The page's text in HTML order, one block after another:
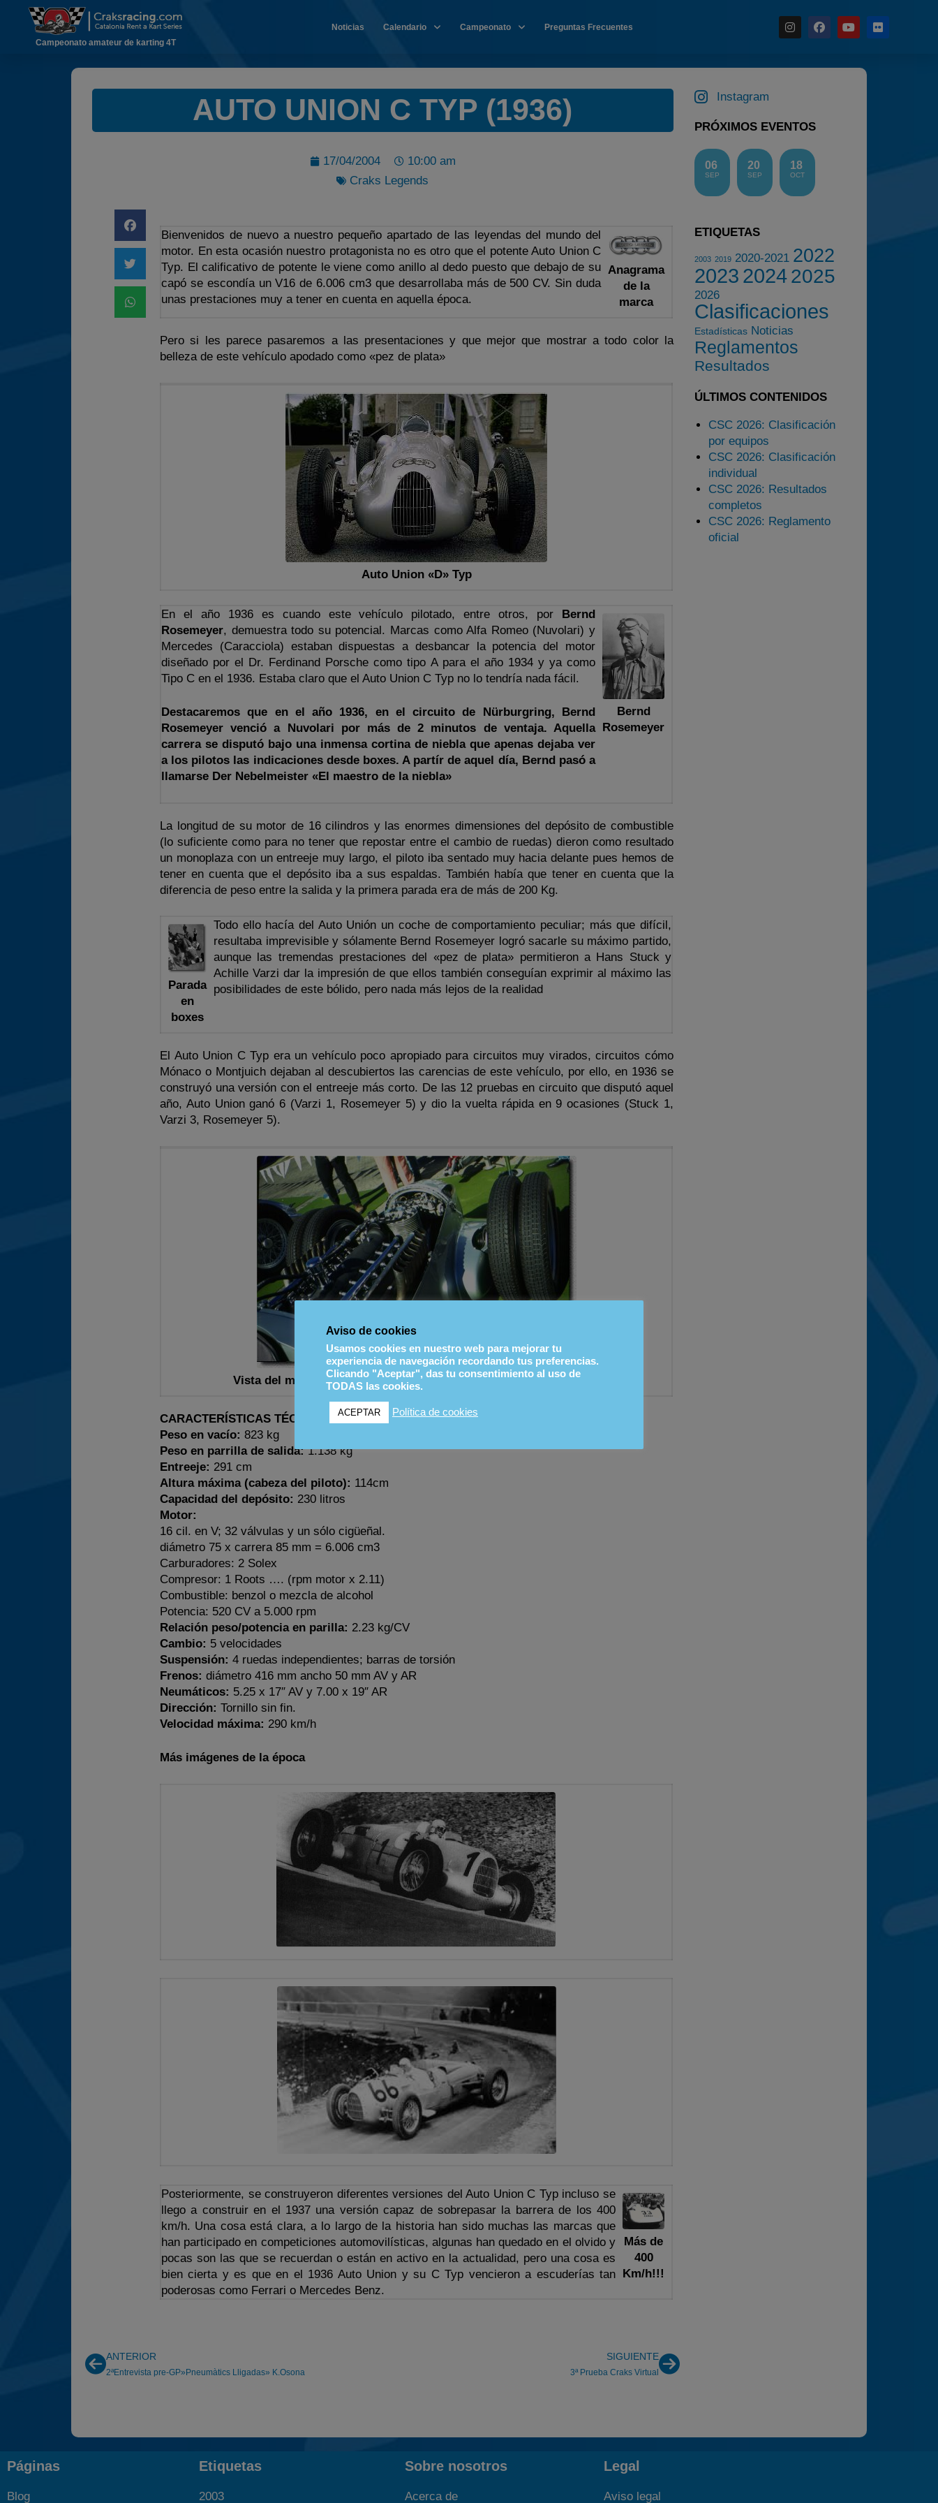
Calendario
Campeonato
Preguntas Frecuentes
Campeonato amateur de karting 4T
Noticias Calendario Campeonato Preguntas Frecuentes
AUTO UNION C TYP (1936)
17/04/2004
10:00 am
Craks Legends
Bienvenidos de nuevo a nuestro pequeño apartado de las leyendas del mundo del
motor. En esta ocasión nuestro protagonista no es otro que el potente Auto Union C
Typ. El calificativo de potente le viene como anillo al dedo puesto que debajo de su
capó se escondía un V16 de 6.006 cm3 que desarrollaba más de 500 CV. Sin duda
unas prestaciones muy a tener en cuenta en aquella época.
Anagrama
de la
marca
Pero si les parece pasaremos a las presentaciones y que mejor que mostrar a todo color la
belleza de este vehículo apodado como «pez de plata»
Auto Union «D» Typ
En el año 1936 es cuando este vehículo pilotado, entre otros, por Bernd
Rosemeyer, demuestra todo su potencial. Marcas como Alfa Romeo (Nuvolari) y
Mercedes (Caracciola) estaban dispuestas a desbancar la potencia del motor
diseñado por el Dr. Ferdinand Porsche como tipo A para el año 1934 y ya como
Tipo C en el 1936. Estaba claro que el Auto Union C Typ no lo tendría nada fácil.
Destacaremos que en el año 1936, en el circuito de Nürburgring, Bernd
Rosemeyer venció a Nuvolari por más de 2 minutos de ventaja. Aquella
carrera se disputó bajo una inmensa cortina de niebla que apenas dejaba ver
a los pilotos las indicaciones desde boxes. A partír de aquel día, Bernd pasó a
llamarse Der Nebelmeister «El maestro de la niebla»
Bernd
Rosemeyer
La longitud de su motor de 16 cilindros y las enormes dimensiones del depósito de combustible
(lo suficiente como para no tener que repostar entre el cambio de ruedas) dieron como resultado
un monoplaza con un entreeje muy largo, el piloto iba sentado muy hacia delante pues hemos de
tener en cuenta que el depósito iba a sus espaldas. También había que tener en cuenta que la
diferencia de peso entre la salida y la primera parada era de más de 200 Kg.
Parada
en
boxes
Todo ello hacía del Auto Unión un coche de comportamiento peculiar; más que difícil,
resultaba imprevisible y sólamente Bernd Rosemeyer logró sacarle su máximo partido,
aunque las tremendas prestaciones del «pez de plata» permitieron a Hans Stuck y
Achille Varzi dar la impresión de que ellos también conseguían exprimir al máximo las
posibilidades de este bólido, pero nada más lejos de la realidad
El Auto Union C Typ era un vehículo poco apropiado para circuitos muy virados, circuitos cómo
Mónaco o Montjuich dejaban al descubiertos las carencias de este vehículo, por ello, en 1936 se
construyó una versión con el entreeje más corto. De las 12 pruebas en circuito que disputó aquel
año, Auto Union ganó 6 (Varzi 1, Rosemeyer 5) y dio la vuelta rápida en 9 ocasiones (Stuck 1,
Varzi 3, Rosemeyer 5).
Vista del motor en su versión de Montaña con doble rueda trasera
CARACTERÍSTICAS TÉCNICAS
Peso en vacío: 823 kg
Peso en parrilla de salida:1.138 kg
Entreeje: 291 cm
Altura máxima (cabeza del piloto): 114cm
Capacidad del depósito: 230 litros
Motor:
16 cil. en V; 32 válvulas y un sólo cigüeñal.
diámetro 75 x carrera 85 mm = 6.006 cm3
Carburadores: 2 Solex
Compresor: 1 Roots …. (rpm motor x 2.11)
Combustible: benzol o mezcla de alcohol
Potencia: 520 CV a 5.000 rpm
Relación peso/potencia en parilla: 2.23 kg/CV
Cambio: 5 velocidades
Suspensión: 4 ruedas independientes; barras de torsión
Frenos: diámetro 416 mm ancho 50 mm AV y AR
Neumáticos: 5.25 x 17″ AV y 7.00 x 19″ AR
Dirección: Tornillo sin fin.
Velocidad máxima: 290 km/h
Más imágenes de la época
Posteriormente, se construyeron diferentes versiones del Auto Union C Typ incluso se
llego a construir en el 1937 una versión capaz de sobrepasar la barrera de los 400
km/h. Una cosa está clara, a lo largo de la historia han sido muchas las marcas que
han participado en competiciones automovilísticas, algunas han quedado en el olvido y
pocas son las que se recuerdan o están en activo en la actualidad, pero una cosa es
bien cierta y es que en el 1936 Auto Union y su C Typ vencieron a escuderías tan
poderosas como Ferrari o Mercedes Benz.
Más de
400
Km/h!!!
ANTERIOR
2ªEntrevista pre-GP»Pneumàtics Lligadas» K.Osona
SIGUIENTE
3ª Prueba Craks Virtual
Instagram
PRÓXIMOS EVENTOS
06
SEP
20
SEP
18
OCT
ETIQUETAS
2003 2019 2020-2021 2022
2023 20242025
2026
Clasificaciones
Estadísticas Noticias
Reglamentos
Resultados
ÚLTIMOS CONTENIDOS
CSC 2026: Clasificación
por equipos
CSC 2026: Clasificación
individual
CSC 2026: Resultados
completos
CSC 2026: Reglamento
oficial
Páginas
Blog
Etiquetas
2003
Sobre nosotros
Acerca de
Legal
Aviso legal
Aviso de cookies
Usamos cookies en nuestro web para mejorar tu
experiencia de navegación recordando tus preferencias.
Clicando "Aceptar", das tu consentimiento al uso de
TODAS las cookies.
ACEPTAR Política de cookies